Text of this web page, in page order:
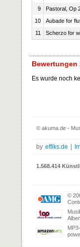
9
Pastoral, Op
10
Aubade for
11
Scherzo for
Es wurde noch
© akuma.de -
by effiks.de
1.568.414
©